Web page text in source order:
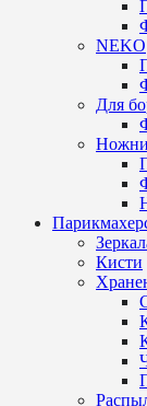
NEKO
Для
Кисти